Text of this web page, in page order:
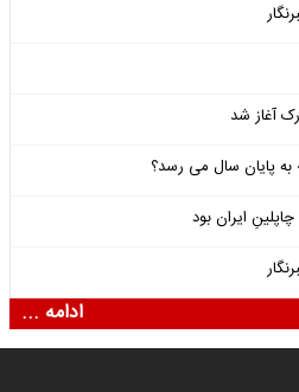
آغاز شد
پایان سال می رسد؟
ایران بود
ادامه ...